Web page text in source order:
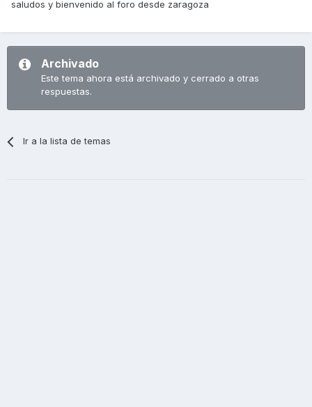
saludos y bienvenido al foro desde zaragoza
Archivado
Este tema ahora está archivado y cerrado a otras
respuestas.
Ir a la lista de temas